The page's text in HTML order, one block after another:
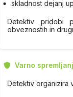
skladnost dejanj
Detektiv pridobi
obveznostih in
Varno
Detektiv organizira